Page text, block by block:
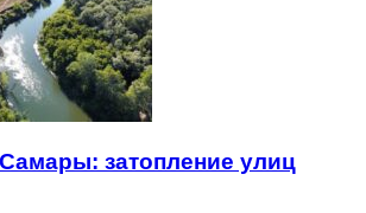
затопление улиц